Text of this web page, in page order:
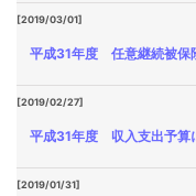
[2019/03/01]
平成31年度 任意継続被保
[2019/02/27]
平成31年度 収入支出予算
[2019/01/31]